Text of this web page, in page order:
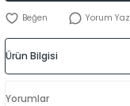
Yorum Yaz
Ürün Bilgisi
Yorumlar